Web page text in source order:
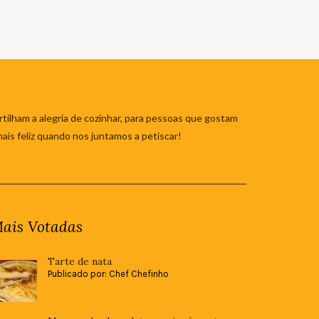
a alegria de cozinhar, para pessoas que gostam
feliz quando nos juntamos a petiscar!
Votadas
Tarte de nata
Publicado por: Chef Chefinho